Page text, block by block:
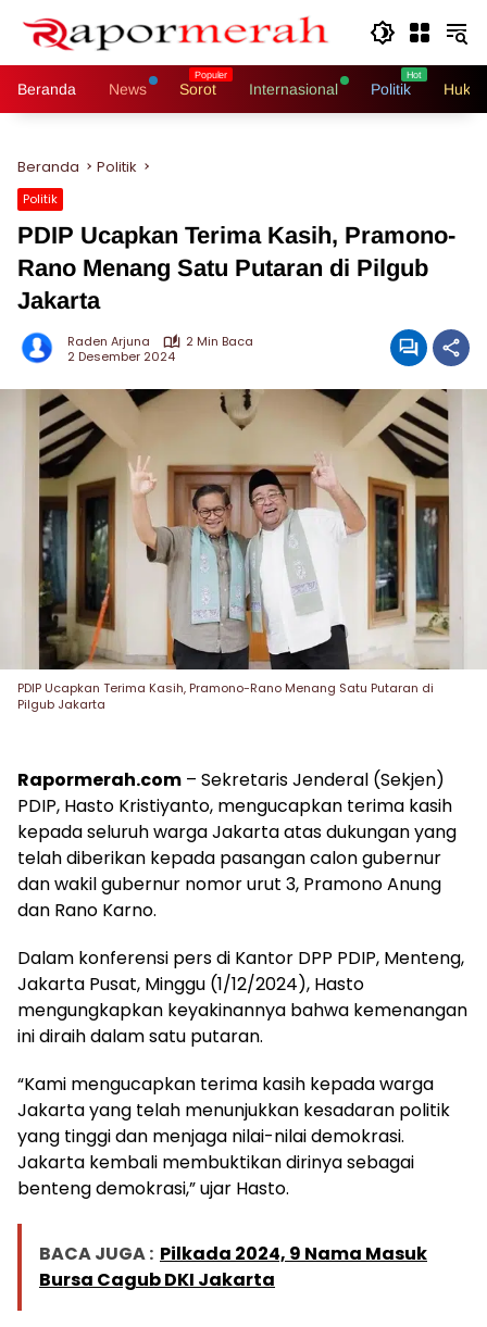
Beranda News Sorot Internasional Politik
Beranda Politik
Politik
PDIP Ucapkan Terima Kasih, Pramono-
Rano Menang Satu Putaran di Pilgub
Jakarta
Raden Arjuna
2 Min Baca
2 Desember 2024
PDIP Ucapkan Terima Kasih, Pramono-Rano Menang Satu Putaran di
Pilgub Jakarta
Rapormerah.com – Sekretaris Jenderal (Sekjen)
PDIP, Hasto Kristiyanto, mengucapkan terima kasih
kepada seluruh warga Jakarta atas dukungan yang
telah diberikan kepada pasangan calon gubernur
dan wakil gubernur nomor urut 3, Pramono Anung
dan Rano Karno.
Dalam konferensi pers di Kantor DPP PDIP, Menteng,
Jakarta Pusat, Minggu (1/12/2024), Hasto
mengungkapkan keyakinannya bahwa kemenangan
ini diraih dalam satu putaran.
“Kami mengucapkan terima kasih kepada warga
Jakarta yang telah menunjukkan kesadaran politik
yang tinggi dan menjaga nilai-nilai demokrasi.
Jakarta kembali membuktikan dirinya sebagai
benteng demokrasi,” ujar Hasto.
BACA JUGA : Pilkada 2024, 9 Nama Masuk
Bursa Cagub DKI Jakarta